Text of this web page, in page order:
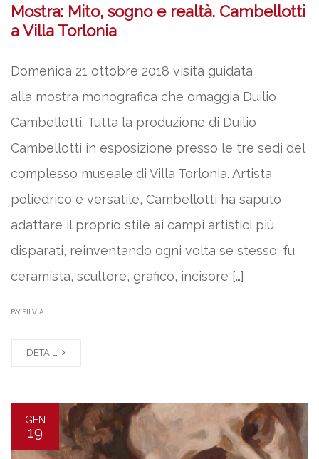
Mostra: Mito, sogno e realtà. Cambellotti
a Villa Torlonia
Domenica 21 ottobre 2018 visita guidata
alla mostra monografica che omaggia Duilio
Cambellotti. Tutta la produzione di Duilio
Cambellotti in esposizione presso le tre sedi del
complesso museale di Villa Torlonia. Artista
poliedrico e versatile, Cambellotti ha saputo
adattare il proprio stile ai campi artistici più
disparati, reinventando ogni volta se stesso: fu
ceramista, scultore, grafico, incisore […]
BY SILVIA
DETAIL
GEN
19